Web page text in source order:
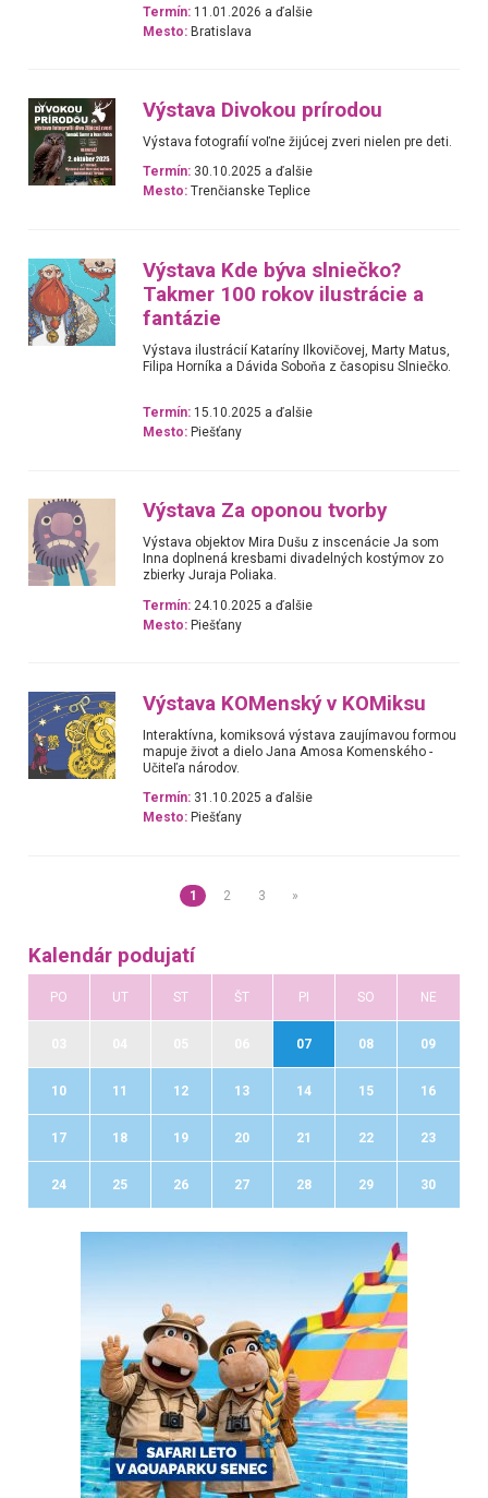
Termín: 11.01.2026 a ďalšie
Mesto: Bratislava
Výstava Divokou prírodou
Výstava fotografií voľne žijúcej zveri nielen pre deti.
Termín: 30.10.2025 a ďalšie
Mesto: Trenčianske Teplice
Výstava Kde býva slniečko?
Takmer 100 rokov ilustrácie a
fantázie
Výstava ilustrácií Kataríny Ilkovičovej, Marty Matus,
Filipa Horníka a Dávida Soboňa z časopisu Slniečko.
Termín: 15.10.2025 a ďalšie
Mesto: Piešťany
Výstava Za oponou tvorby
Výstava objektov Mira Dušu z inscenácie Ja som
Inna doplnená kresbami divadelných kostýmov zo
zbierky Juraja Poliaka.
Termín: 24.10.2025 a ďalšie
Mesto: Piešťany
Výstava KOMenský v KOMiksu
Interaktívna, komiksová výstava zaujímavou formou
mapuje život a dielo Jana Amosa Komenského -
Učiteľa národov.
Termín: 31.10.2025 a ďalšie
Mesto: Piešťany
1 2 3 »
Kalendár podujatí
PO UT ST ŠT PI SO NE
07 08 09
10 11 12 13 14 15 16
17 18 19 20 21 22 23
24 25 26 27 28 29 30